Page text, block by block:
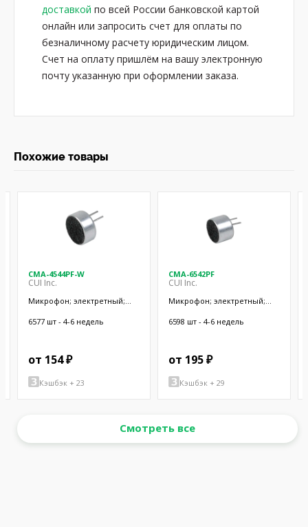
доставкой по всей России банковской картой
онлайн или запросить счет для оплаты по
безналичному расчету юридическим лицом.
Счет на оплату пришлём на вашу электронную
почту указанную при оформлении заказа.
Похожие товары
CMA-4544PF-W
CUI Inc.
Микрофон; электретный;
Ø9,7x4,5мм; SMT
6577 шт - 4-6 недель
от 154 ₽
Кэшбэк + 23
CMA-6542PF
CUI Inc.
Микрофон; электретный;
Ø9,4x6,5мм; SMT
6598 шт - 4-6 недель
от 195 ₽
Кэшбэк + 29
Смотреть все